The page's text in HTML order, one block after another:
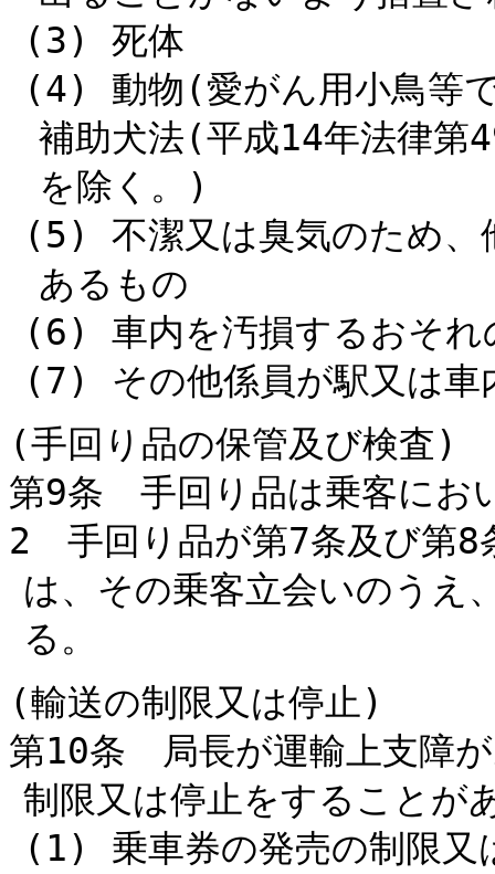
(3) 死体
(4) 動物(愛がん用小鳥等
補助犬法(平成14年法律第
を除く。)
(5) 不潔又は臭気のため、
あるもの
(6) 車内を汚損するおそれ
(7) その他係員が駅又は車
(手回り品の保管及び検査)
第9条 手回り品は乗客にお
2 手回り品が第7条及び第8
は、その乗客立会いのうえ
る。
(輸送の制限又は停止)
第10条 局長が運輸上支障
制限又は停止をすることが
(1) 乗車券の発売の制限又